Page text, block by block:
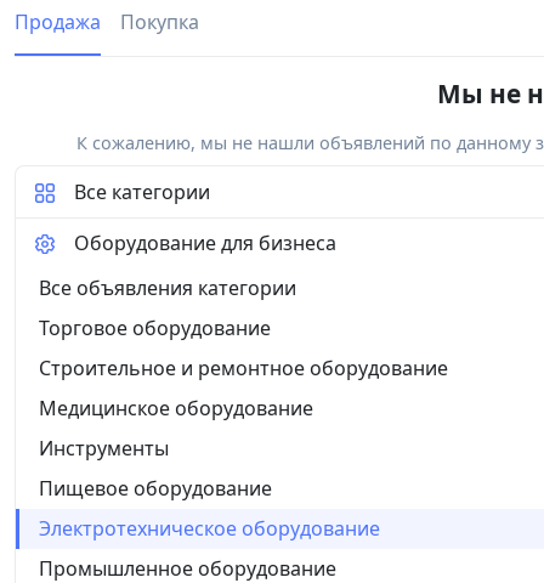
Продажа Покупка
Мы не
К сожалению, мы не нашли объявлений по данному
Все категории
Оборудование для бизнеса
Все объявления категории
Торговое оборудование
Строительное и ремонтное оборудование
Медицинское оборудование
Инструменты
Пищевое оборудование
Электротехническое оборудование
Промышленное оборудование